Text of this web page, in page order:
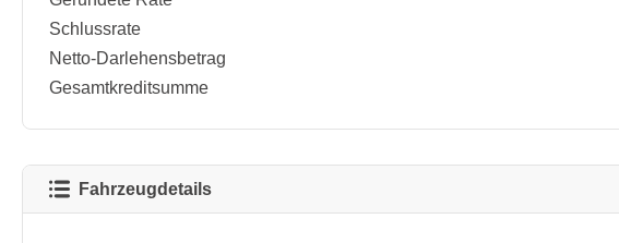
Schlussrate
Netto-Darlehensbetrag
Gesamtkreditsumme
Fahrzeugdetails